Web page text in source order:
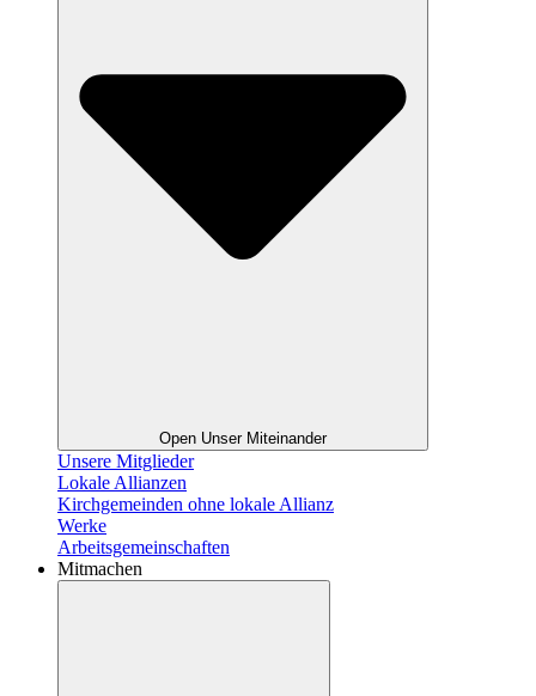
Open Unser Miteinander
Unsere Mitglieder
Lokale Allianzen
Kirchgemeinden ohne lokale Allianz
Werke
Arbeitsgemeinschaften
Mitmachen